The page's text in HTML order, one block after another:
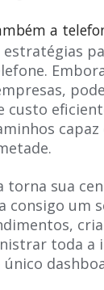
a
custo
torna sua
consigo um
toda a